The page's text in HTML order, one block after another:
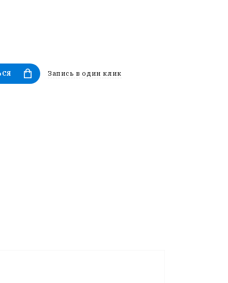
Запись в один клик